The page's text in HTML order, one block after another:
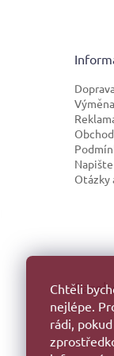
Chtěli
nejlépe.
rádi,
Otázky